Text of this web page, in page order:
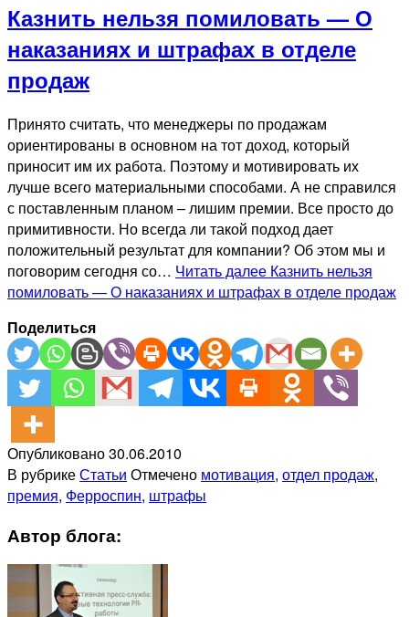
Казнить нельзя помиловать — О
наказаниях и штрафах в отделе
продаж
Принято считать, что менеджеры по продажам
ориентированы в основном на тот доход, который
приносит им их работа. Поэтому и мотивировать их
лучше всего материальными способами. А не справился
с поставленным планом – лишим премии. Все просто до
примитивности. Но всегда ли такой подход дает
положительный результат для компании? Об этом мы и
поговорим сегодня со… Читать далее Казнить нельзя
помиловать — О наказаниях и штрафах в отделе продаж
Поделиться
Опубликовано30.06.2010
В рубрикеСтатьи Отмечено мотивация, отдел продаж,
премия, Ферроспин, штрафы
Автор блога: